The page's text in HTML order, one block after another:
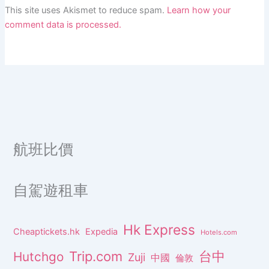
This site uses Akismet to reduce spam. Learn how your
comment data is processed.
航班比價
自駕遊租車
Cheaptickets.hk Expedia Hk Express Hotels.com
Hutchgo Trip.com Zuji 中國 倫敦 台中